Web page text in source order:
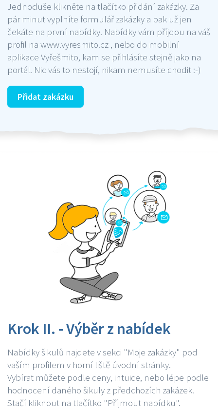
Jednoduše klikněte na tlačítko přidání zakázky. Za
pár minut vyplníte formulář zakázky a pak už jen
čekáte na první nabídky. Nabídky vám příjdou na váš
profil na www.vyresmito.cz , nebo do mobilní
aplikace Vyřešmito, kam se přihlásíte stejně jako na
portál. Nic vás to nestojí, nikam nemusíte chodit :-)
Přidat zakázku
Krok II. - Výběr z nabídek
Nabídky šikulů najdete v sekci "Moje zakázky" pod
vaším profilem v horní liště úvodní stránky.
Vybírat můžete podle ceny, intuice, nebo lépe podle
hodnocení daného šikuly z předchozích zakázek.
Stačí kliknout na tlačítko "Příjmout nabídku".